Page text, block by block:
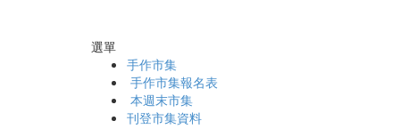
選單
手作市集
手作市集報名表
本週末市集
刊登市集資料